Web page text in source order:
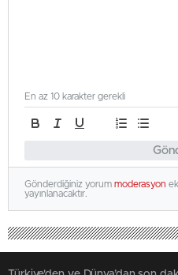
En az 10 karakter gerekli
Gönderdiğiniz yorum moderasyon
yayınlanacaktır.